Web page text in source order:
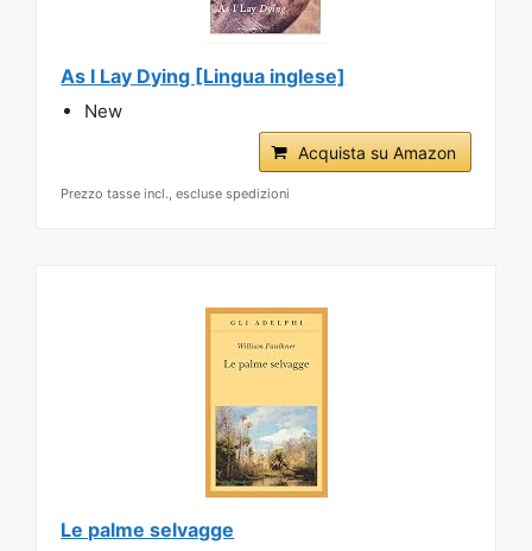
As I Lay Dying [Lingua inglese]
New
Acquista su Amazon
Prezzo tasse incl., escluse spedizioni
Le palme selvagge